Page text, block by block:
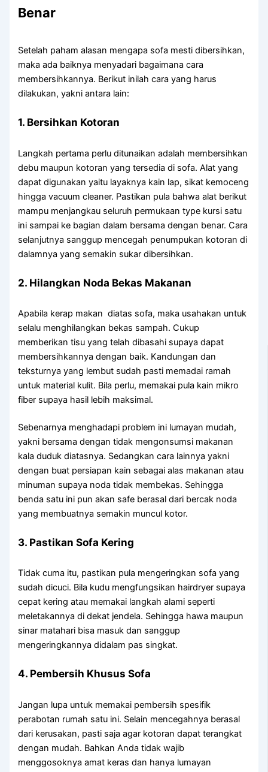
Benar
Setelah paham alasan mengapa sofa mesti dibersihkan,
maka ada baiknya menyadari bagaimana cara
membersihkannya. Berikut inilah cara yang harus
dilakukan, yakni antara lain:
1. Bersihkan Kotoran
Langkah pertama perlu ditunaikan adalah membersihkan
debu maupun kotoran yang tersedia di sofa. Alat yang
dapat digunakan yaitu layaknya kain lap, sikat kemoceng
hingga vacuum cleaner. Pastikan pula bahwa alat berikut
mampu menjangkau seluruh permukaan type kursi satu
ini sampai ke bagian dalam bersama dengan benar. Cara
selanjutnya sanggup mencegah penumpukan kotoran di
dalamnya yang semakin sukar dibersihkan.
2. Hilangkan Noda Bekas Makanan
Apabila kerap makan diatas sofa, maka usahakan untuk
selalu menghilangkan bekas sampah. Cukup
memberikan tisu yang telah dibasahi supaya dapat
membersihkannya dengan baik. Kandungan dan
teksturnya yang lembut sudah pasti memadai ramah
untuk material kulit. Bila perlu, memakai pula kain mikro
fiber supaya hasil lebih maksimal.
Sebenarnya menghadapi problem ini lumayan mudah,
yakni bersama dengan tidak mengonsumsi makanan
kala duduk diatasnya. Sedangkan cara lainnya yakni
dengan buat persiapan kain sebagai alas makanan atau
minuman supaya noda tidak membekas. Sehingga
benda satu ini pun akan safe berasal dari bercak noda
yang membuatnya semakin muncul kotor.
3. Pastikan Sofa Kering
Tidak cuma itu, pastikan pula mengeringkan sofa yang
sudah dicuci. Bila kudu mengfungsikan hairdryer supaya
cepat kering atau memakai langkah alami seperti
meletakannya di dekat jendela. Sehingga hawa maupun
sinar matahari bisa masuk dan sanggup
mengeringkannya didalam pas singkat.
4. Pembersih Khusus Sofa
Jangan lupa untuk memakai pembersih spesifik
perabotan rumah satu ini. Selain mencegahnya berasal
dari kerusakan, pasti saja agar kotoran dapat terangkat
dengan mudah. Bahkan Anda tidak wajib
menggosoknya amat keras dan hanya lumayan